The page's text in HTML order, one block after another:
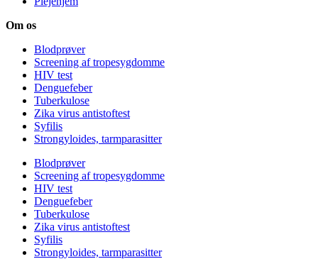
Om os
Blodprøver
Screening af tropesygdomme
HIV test
Denguefeber
Tuberkulose
Zika virus antistoftest
Syfilis
Strongyloides, tarmparasitter
Blodprøver
Screening af tropesygdomme
HIV test
Denguefeber
Tuberkulose
Zika virus antistoftest
Syfilis
Strongyloides, tarmparasitter